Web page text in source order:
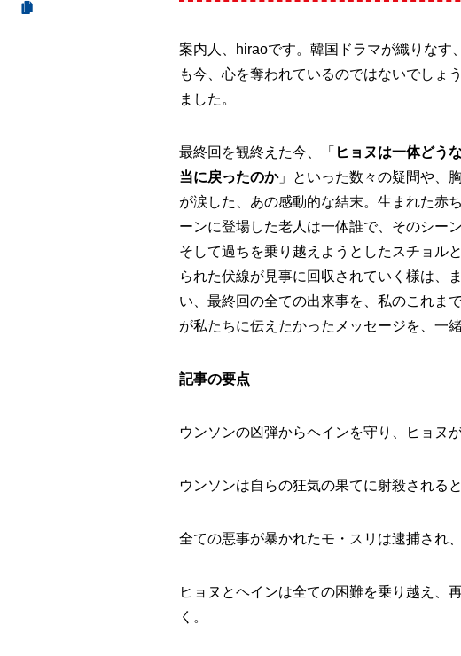
案内人、hiraoです。韓国ドラマが織りなす
も今、心を奪われているのではないでしょ
ました。
最終回を観終えた今、「 ヒョヌは一体どう
当に戻ったのか」といった数々の疑問や、
が涙した、あの感動的な結末。生まれた赤
ーンに登場した老人は一体誰で、そのシー
そして過ちを乗り越えようとしたスチョル
られた伏線が見事に回収されていく様は、
い、最終回の全ての出来事を、私のこれま
が私たちに伝えたかったメッセージを、一
記事の要点
ウンソンの凶弾からヘインを守り、ヒョヌ
ウンソンは自らの狂気の果てに射殺される
全ての悪事が暴かれたモ・スリは逮捕され
ヒョヌとヘインは全ての困難を乗り越え、
く。